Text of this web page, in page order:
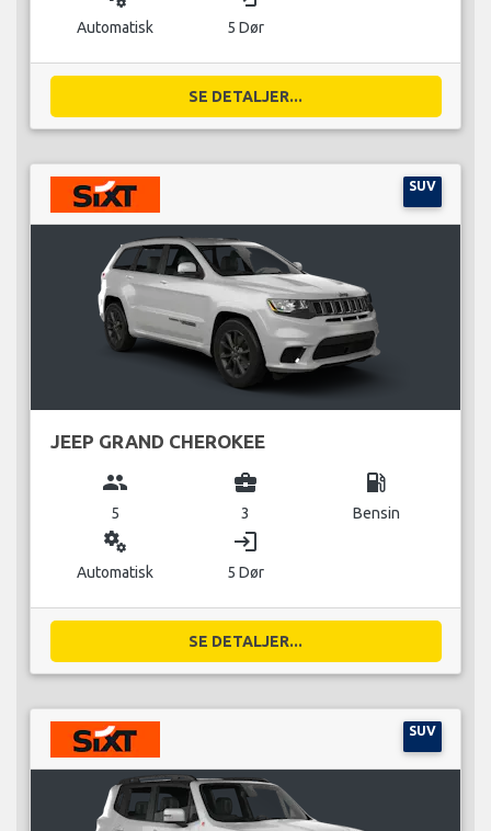
Automatisk 5 Dør
SE DETALJER...
SUV
JEEP GRAND CHEROKEE
group
5
business_center
3
local_gas_station
Bensin
miscellaneous_services
Automatisk
login
5 Dør
SE DETALJER...
SUV